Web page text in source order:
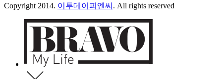
Copyright 2014. 이투데이피엔씨 . All rights reserved